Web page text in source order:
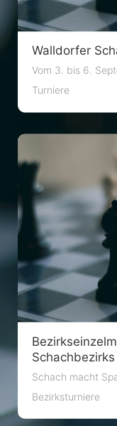
Walldorfer
Vom 3. bis 6.
Turniere
Schach macht
Bezirksturniere